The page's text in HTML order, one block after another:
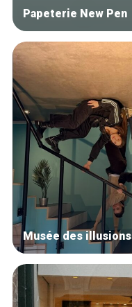
Papeterie New Pen
Musée des illusions